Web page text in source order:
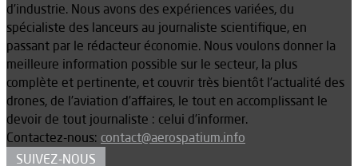
d’industrie. Nous avons des expériences variées, du
spécialiste des lanceurs au journaliste scientifique, en
passant par le rédacteur économie. Nous voulons donner la
meilleure information possible sur le secteur, la plus
complète et pertinente, et couvrir très bientôt l’actualité des
drones, de l’aviation d’affaires, le tout en accomplissant le
devoir de tout journaliste : celui d’informer.
Contactez-nous: contact@aerospatium.info
SUIVEZ-NOUS